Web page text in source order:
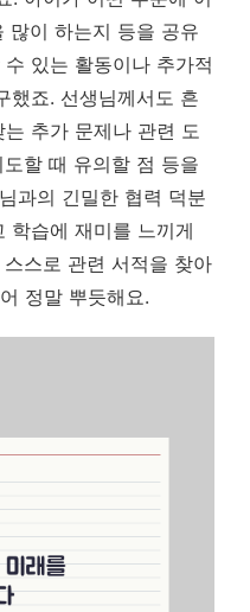
많이 하는지 등을 공유
있는 활동이나 추가적
했죠. 선생님께서도 흔
추가 문제나 관련 도
할 때 유의할 점 등을
과의 긴밀한 협력 덕분
학습에 재미를 느끼게
스로 관련 서적을 찾아
정말 뿌듯해요.